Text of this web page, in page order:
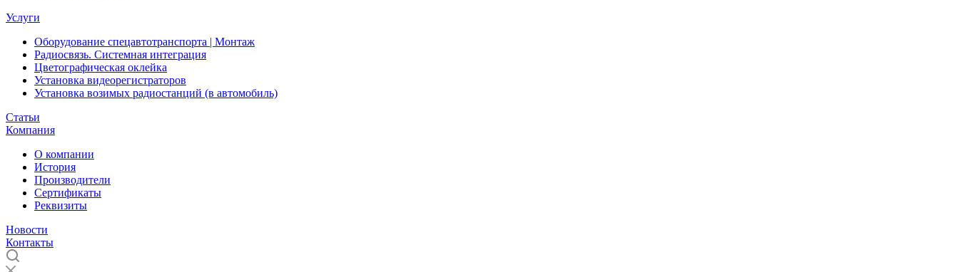
Услуги
Оборудование спецавтотранспорта | Монтаж
Радиосвязь. Системная интеграция
Цветографическая оклейка
Установка видеорегистраторов
Установка возимых радиостанций (в автомобиль)
Статьи
Компания
О компании
История
Производители
Сертификаты
Реквизиты
Новости
Контакты